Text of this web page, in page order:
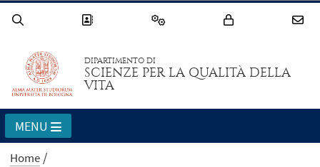
DIPARTIMENTO DI
SCIENZE PER LA QUALITÀ DELLA
VITA
MENU
Home